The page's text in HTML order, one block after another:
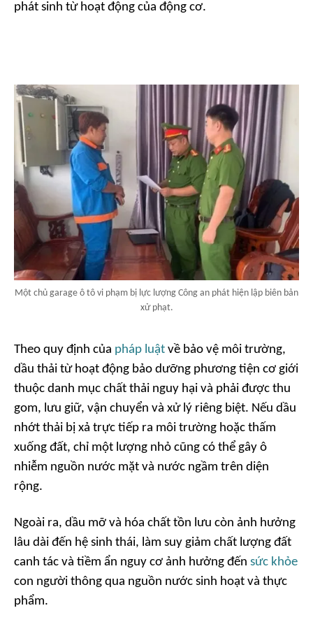
phát sinh từ hoạt động của động cơ.
Một chủ garage ô tô vi phạm bị lực lượng Công an phát hiện lập biên bản
xử phạt.
Theo quy định của pháp luật về bảo vệ môi trường,
dầu thải từ hoạt động bảo dưỡng phương tiện cơ giới
thuộc danh mục chất thải nguy hại và phải được thu
gom, lưu giữ, vận chuyển và xử lý riêng biệt. Nếu dầu
nhớt thải bị xả trực tiếp ra môi trường hoặc thấm
xuống đất, chỉ một lượng nhỏ cũng có thể gây ô
nhiễm nguồn nước mặt và nước ngầm trên diện
rộng.
Ngoài ra, dầu mỡ và hóa chất tồn lưu còn ảnh hưởng
lâu dài đến hệ sinh thái, làm suy giảm chất lượng đất
canh tác và tiềm ẩn nguy cơ ảnh hưởng đến sức khỏe
con người thông qua nguồn nước sinh hoạt và thực
phẩm.